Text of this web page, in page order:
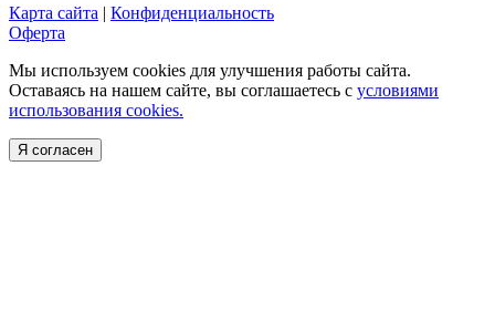
Карта сайта | Конфиденциальность
Оферта
Мы используем cookies для улучшения работы сайта.
Оставаясь на нашем сайте, вы соглашаетесь с условиями
использования cookies.
Я согласен